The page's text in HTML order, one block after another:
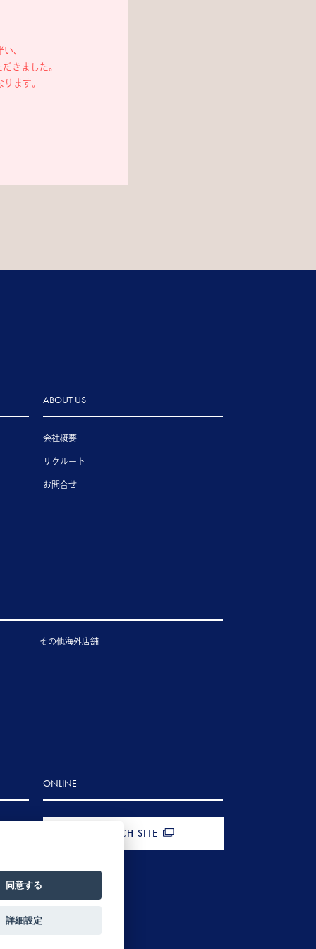
、
きました。
ます。
ABOUT US
会社概要
リクルート
お問合せ
その他海外店舗
ONLINE
FRENCH SITE
同意する
詳細設定